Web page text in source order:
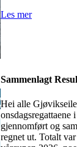
Les mer
Sammenlagt
Hei alle
onsdagsregattaene
gjennomført og
regnet ut. Totalt